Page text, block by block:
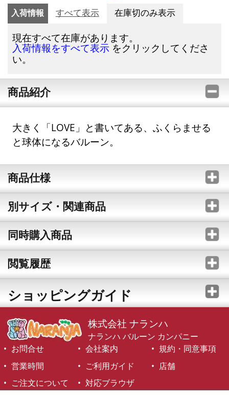
入荷情報 すべて表示 在庫切のみ表示
現在すべて在庫があります。
入荷情報をすべて表示 をクリックしてくださ
い。
商品紹介
大きく「LOVE」と書いてある、ふくらませる
と球体になるバルーン。
商品仕様
別サイズ・関連商品
同時購入商品
閲覧履歴
ショッピングガイド
株式会社 ナランハ
ナランハ バルーン カンパニー
お問合せ
会社案内
規約・同意事項
営業時間
ご利用ガイド
店舗
ご注文について
対応ブラウザ